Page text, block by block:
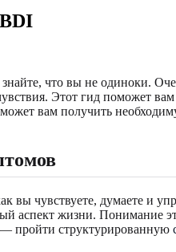
что вы не одиноки.
Этот гид поможет
вам получить
вы чувствуете, думаете и
аспект жизни. Понимание
— пройти структурированную